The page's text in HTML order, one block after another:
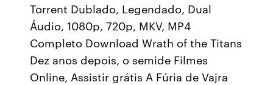
Torrent Dublado, Legendado, Dual
Áudio, 1080p, 720p, MKV, MP4
Completo Download Wrath of the Titans
Dez anos depois, o semide Filmes
Online, Assistir grátis A Fúria de Vajra